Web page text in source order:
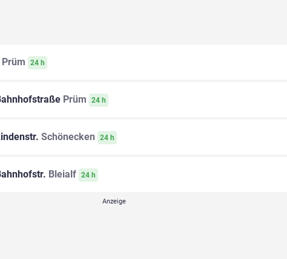
Prüm 24 h
Prüm 24 h
Schönecken 24 h
Bleialf 24 h